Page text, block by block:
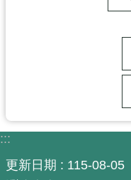
L
E
:::
更新日期
115-08-05